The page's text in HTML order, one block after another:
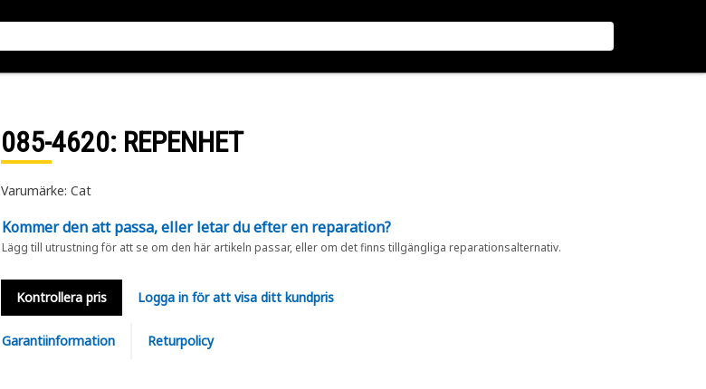
085-4620: REPENHET
Varumärke: Cat
Kommer den att passa, eller letar du efter en reparation?
Lägg till utrustning för att se om den här artikeln passar, eller om det finns tillgängliga reparationsalternativ.
Kontrollera pris Logga in för att visa ditt kundpris
Garantiinformation Returpolicy